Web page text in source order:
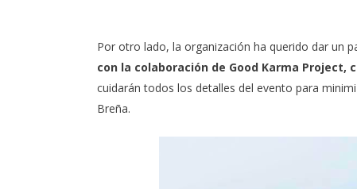
Por otro lado, la organización ha querido dar un
con la colaboración de Good Karma Project,
cuidarán todos los detalles del evento para
Breña.